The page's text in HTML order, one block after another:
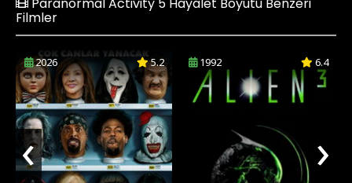
Filmler
2026 5.2 1992 6.4
‹ ›